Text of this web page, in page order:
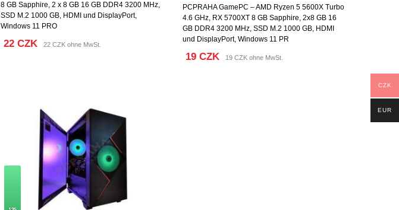
8 GB Sapphire, 2 x 8 GB 16 GB DDR4 3200 MHz,
SSD M.2 1000 GB, HDMI und DisplayPort,
Windows 11 PRO
22 CZK 22 CZK ohne MwSt.
PCPRAHA GamePC – AMD Ryzen 5 5600X Turbo
4.6 GHz, RX 5700XT 8 GB Sapphire, 2x8 GB 16
GB DDR4 3200 MHz, SSD M.2 1000 GB, HDMI
und DisplayPort, Windows 11 PR
19 CZK 19 CZK ohne MwSt.
CZK
EUR